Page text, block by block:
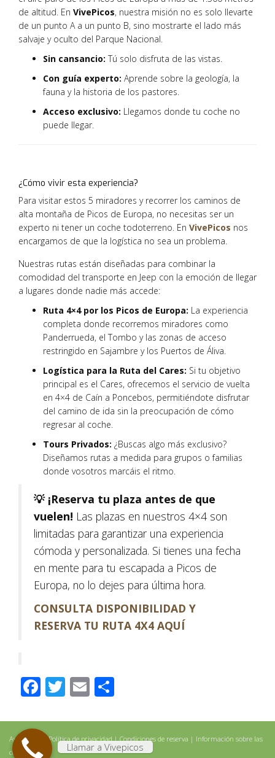
de altitud. En VivePicos, nuestra misión no es solo llevarte
de un punto A a un punto B, sino mostrarte el lado más
salvaje y oculto del Parque Nacional.
Sin cansancio: Tú solo disfruta de las vistas.
Con guía experto: Aprende sobre la geología, la
fauna y la historia de los pastores.
Acceso exclusivo: Llegamos donde tu coche no
puede llegar.
¿Cómo vivir esta experiencia?
Para visitar estos 5 miradores y recorrer los caminos de
alta montaña de Picos de Europa, no necesitas ser un
experto ni tener un coche todoterreno. En VivePicos nos
encargamos de que la logística no sea un problema.
Nuestras rutas están diseñadas para combinar la
comodidad del transporte en Jeep con la emoción de llegar
a lugares donde nadie más accede:
Ruta 4×4 por los Picos de Europa: La experiencia
completa donde recorremos miradores como
Panderrueda, el Tombo y las zonas de acceso
restringido en Sajambre y los Puertos de Áliva.
Logística para la Ruta del Cares: Si tu objetivo
principal es el Cares, ofrecemos el servicio de vuelta
en 4×4 de Caín a Poncebos, permitiéndote disfrutar
del camino de ida sin la preocupación de cómo
regresar al coche.
Tours Privados: ¿Buscas algo más exclusivo?
Diseñamos rutas a medida para grupos o familias
donde vosotros marcáis el ritmo.
💡 ¡Reserva tu plaza antes de que
vuelen! Las plazas en nuestros 4×4 son
limitadas para garantizar una experiencia
cómoda y personalizada. Si tienes una fecha
en mente para tu escapada a Picos de
Europa, no lo dejes para última hora.
CONSULTA DISPONIBILIDAD Y
RESERVA TU RUTA 4X4 AQUÍ
Facebook
Twitter
Email
Aviso legal |Política de privacidad|Condiciones de reserva | Información sobre las
cookies
Llamar a Vivepicos